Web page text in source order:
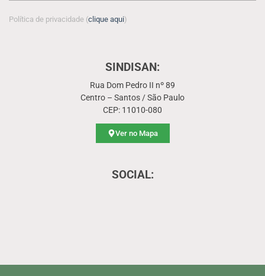
Política de privacidade (clique aqui)
SINDISAN:
Rua Dom Pedro II nº 89
Centro – Santos / São Paulo
CEP: 11010-080
Ver no Mapa
SOCIAL: